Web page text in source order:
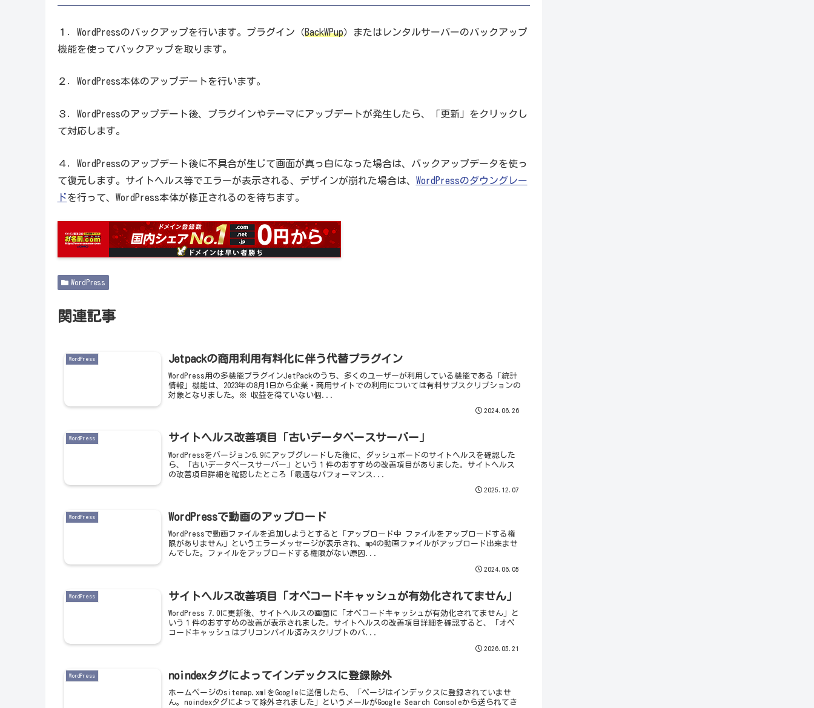
１．WordPressのバックアップを行います。プラグイン（BackWPup）またはレンタルサーバーのバックアップ
機能を使ってバックアップを取ります。
２．WordPress本体のアップデートを行います。
３．WordPressのアップデート後、プラグインやテーマにアップデートが発生したら、「更新」をクリックし
て対応します。
４．WordPressのアップデート後に不具合が生じて画面が真っ白になった場合は、バックアップデータを使っ
て復元します。サイトヘルス等でエラーが表示される、デザインが崩れた場合は、 WordPressのダウングレー
ドを行って、WordPress本体が修正されるのを待ちます。
WordPress
関連記事
WordPress Jetpackの商用利用有料化に伴う代替プラグイン
WordPress用の多機能プラグインJetPackのうち、多くのユーザーが利用している機能である「統計
情報」機能は、2023年の8月1日から企業・商用サイトでの利用については有料サブスクリプションの
対象となりました。※ 収益を得ていない個...
2024.06.26
WordPress サイトヘルス改善項目「古いデータベースサーバー」
WordPressをバージョン6.9にアップグレードした後に、ダッシュボードのサイトヘルスを確認した
ら、「古いデータベースサーバー」という１件のおすすめの改善項目がありました。サイトヘルス
の改善項目詳細を確認したところ「最適なパフォーマンス...
2025.12.07
WordPress WordPressで動画のアップロード
WordPressで動画ファイルを追加しようとすると「アップロード中 ファイルをアップロードする権
限がありません」というエラーメッセージが表示され、mp4の動画ファイルがアップロード出来ませ
んでした。ファイルをアップロードする権限がない原因...
2024.06.05
WordPress サイトヘルス改善項目「オペコードキャッシュが有効化されてません」
WordPress 7.0に更新後、サイトヘルスの画面に「オペコードキャッシュが有効化されてません」と
いう１件のおすすめの改善が表示されました。サイトヘルスの改善項目詳細を確認すると、「オペ
コードキャッシュはプリコンパイル済みスクリプトのバ...
2026.05.21
WordPress noindexタグによってインデックスに登録除外
ホームページのsitemap.xmlをGoogleに送信したら、「ページはインデックスに登録されていませ
ん。noindexタグによって除外されました」というメールがGoogle Search Consoleから送られてき